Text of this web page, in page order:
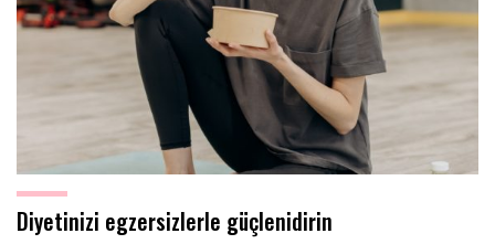
Diyetinizi egzersizlerle güçlenidirin